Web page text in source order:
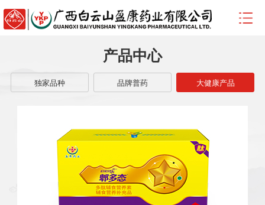
产品中心
独家品种 品牌普药 大健康产品